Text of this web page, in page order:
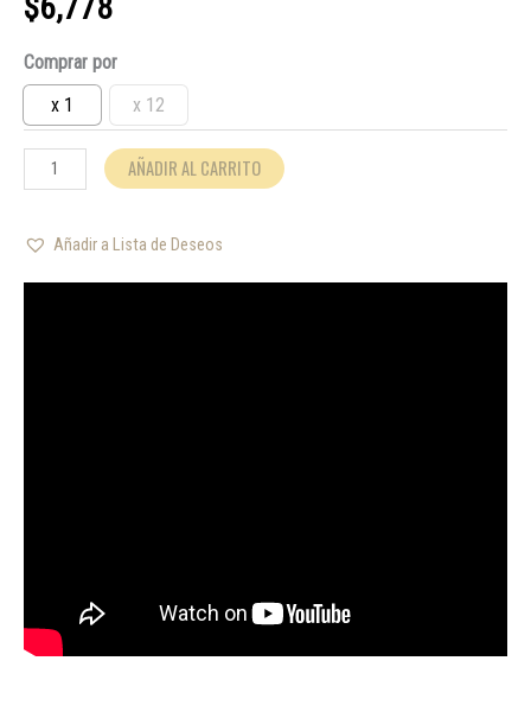
Comprar por
x 1
x 12
Plástico
Mini
Fuelle
14cm
AÑADIR AL CARRITO
Añadir a Lista de Deseos